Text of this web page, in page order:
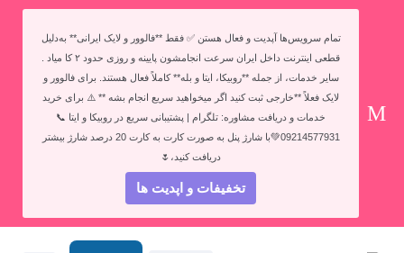
تمام سرویس‌ها آپدیت و فعال هستن ✅ فقط **فالوور و لایک ایرانی** به‌دلیل
قطعی اینترنت داخل ایران سرعت انجامشون پایینه و روزی حدود ۲ کا میاد .
سایر خدمات، از جمله **روبیکا، ایتا و بله** کاملاً فعال هستند. برای فالوور و
لایک فعلاً **خارجی ثبت کنید اگر میخواهید سریع انجام بشه ** ⚠️ برای خرید
خدمات و دریافت مشاوره: تلگرام | پشتیبانی سریع در روبیکا و ایتا 📞
09214577931💚با شارژ پنل به صورت کارت به کارت 20 درصد شارژ بیشتر
دریافت کنید،🌷
تخفیفات و اپدیت ها